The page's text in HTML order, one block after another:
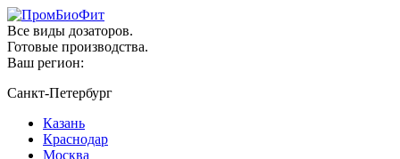
Все виды дозаторов.
Готовые производства.
Ваш регион:
Санкт-Петербург
Казань
Краснодар
Москва